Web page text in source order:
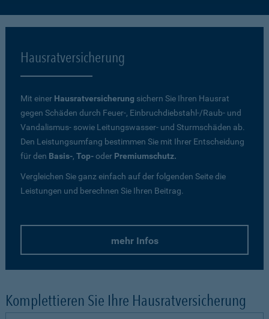
Hausratversicherung
Mit einer Hausratversicherung sichern Sie Ihren Hausrat
gegen Schäden durch Feuer-, Einbruchdiebstahl-/Raub- und
Vandalismus- sowie Leitungswasser- und Sturmschäden ab.
Den Leistungsumfang bestimmen Sie mit Ihrer Entscheidung
für den Basis-, Top-oder Premiumschutz.
Vergleichen Sie ganz einfach auf der folgenden Seite die
Leistungen und berechnen Sie Ihren Beitrag.
mehr Infos
Komplettieren Sie Ihre Hausratversicherung